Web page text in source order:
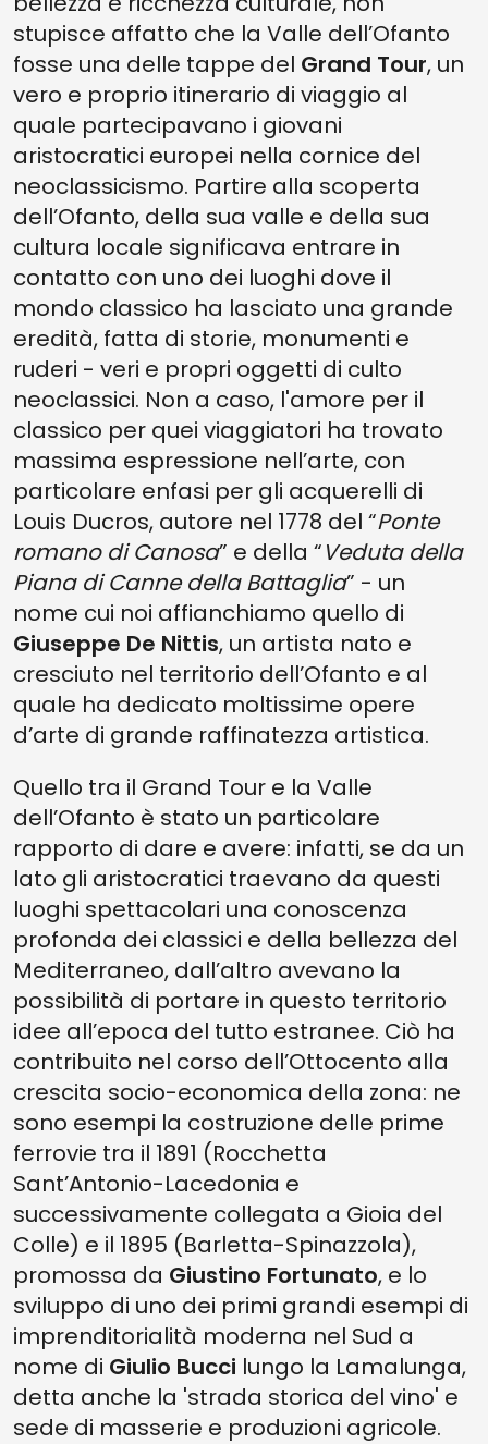
stupisce affatto che la Valle dell’Ofanto
fosse una delle tappe del Grand Tour, un
vero e proprio itinerario di viaggio al
quale partecipavano i giovani
aristocratici europei nella cornice del
neoclassicismo. Partire alla scoperta
dell’Ofanto, della sua valle e della sua
cultura locale significava entrare in
contatto con uno dei luoghi dove il
mondo classico ha lasciato una grande
eredità, fatta di storie, monumenti e
ruderi - veri e propri oggetti di culto
neoclassici. Non a caso, l'amore per il
classico per quei viaggiatori ha trovato
massima espressione nell’arte, con
particolare enfasi per gli acquerelli di
Louis Ducros, autore nel 1778 del “Ponte
romano di Canosa” e della “Veduta della
Piana di Canne della Battaglia” - un
nome cui noi affianchiamo quello di
Giuseppe De Nittis, un artista nato e
cresciuto nel territorio dell’Ofanto e al
quale ha dedicato moltissime opere
d’arte di grande raffinatezza artistica.
Quello tra il Grand Tour e la Valle
dell’Ofanto è stato un particolare
rapporto di dare e avere: infatti, se da un
lato gli aristocratici traevano da questi
luoghi spettacolari una conoscenza
profonda dei classici e della bellezza del
Mediterraneo, dall’altro avevano la
possibilità di portare in questo territorio
idee all’epoca del tutto estranee. Ciò ha
contribuito nel corso dell’Ottocento alla
crescita socio-economica della zona: ne
sono esempi la costruzione delle prime
ferrovie tra il 1891 (Rocchetta
Sant’Antonio-Lacedonia e
successivamente collegata a Gioia del
Colle) e il 1895 (Barletta-Spinazzola),
promossa da Giustino Fortunato, e lo
sviluppo di uno dei primi grandi esempi di
imprenditorialità moderna nel Sud a
nome di Giulio Bucci lungo la Lamalunga,
detta anche la 'strada storica del vino' e
sede di masserie e produzioni agricole.